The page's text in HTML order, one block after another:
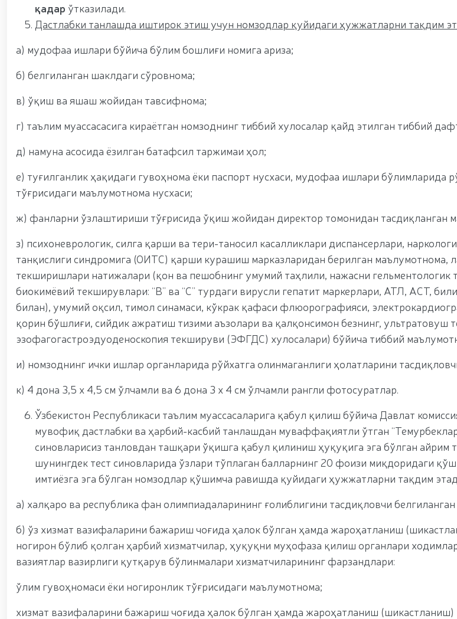
қадар ўтказилади.
Дастлабки танлашда иштирок этиш учун номзодлар қуйидаги ҳужжатларни тақдим
а) мудофаа ишлари бўйича бўлим бошлиғи номига ариза;
б) белгиланган шаклдаги сўровнома;
в) ўқиш ва яшаш жойидан тавсифнома;
г) таълим муассасасига кираётган номзоднинг тиббий хулосалар қайд этилган тиббий
д) намуна асосида ёзилган батафсил таржимаи ҳол;
е) туғилганлик ҳақидаги гувоҳнома ёки паспорт нусхаси, мудофаа ишлари бўлимларида
тўғрисидаги маълумотнома нусхаси;
ж) фанларни ўзлаштириши тўғрисида ўқиш жойидан директор томонидан тасдиқланган
з) психоневрологик, силга қарши ва тери-таносил касалликлари диспансерлари,
танқислиги синдромига (ОИТС) қарши курашиш марказларидан берилган маълумотнома,
текширишлари натижалари (қон ва пешобнинг умумий таҳлили, нажасни гельментологик
биокимёвий текширувлари: “В” ва “С” турдаги вирусли гепатит маркерлари, АТЛ, АСТ,
билан), умумий оқсил, тимол синамаси, кўкрак қафаси флюорографияси,
қорин бўшлиғи, сийдик ажратиш тизими аъзолари ва қалқонсимон безнинг, ультратовуш
эзофагогастроэдуоденоскопия текшируви (ЭФГДС) хулосалари) бўйича тиббий
и) номзоднинг ички ишлар органларида рўйхатга олинмаганлиги ҳолатларини
к) 4 дона 3,5 х 4,5 см ўлчамли ва 6 дона 3 х 4 см ўлчамли рангли фотосуратлар.
Ўзбекистон Республикаси таълим муассасаларига қабул қилиш бўйича Давлат
мувофиқ дастлабки ва ҳарбий-касбий танлашдан муваффақиятли ўтган “Темурбеклар
синовларисиз танловдан ташқари ўқишга қабул қилиниш ҳуқуқига эга бўлган айрим
шунингдек тест синовларида ўзлари тўплаган балларнинг 20 фоизи миқдоридаги
имтиёзга эга бўлган номзодлар қўшимча равишда қуйидаги ҳужжатларни тақдим
а) халқаро ва республика фан олимпиадаларининг ғолиблигини тасдиқловчи
б) ўз хизмат вазифаларини бажариш чоғида ҳалок бўлган ҳамда жароҳатланиш
ногирон бўлиб қолган ҳарбий хизматчилар, ҳуқуқни муҳофаза қилиш органлари
вазиятлар вазирлиги қутқарув бўлинмалари хизматчиларининг фарзандлари:
ўлим гувоҳномаси ёки ногиронлик тўғрисидаги маълумотнома;
хизмат вазифаларини бажариш чоғида ҳалок бўлган ҳамда жароҳатланиш (шикастланиш)